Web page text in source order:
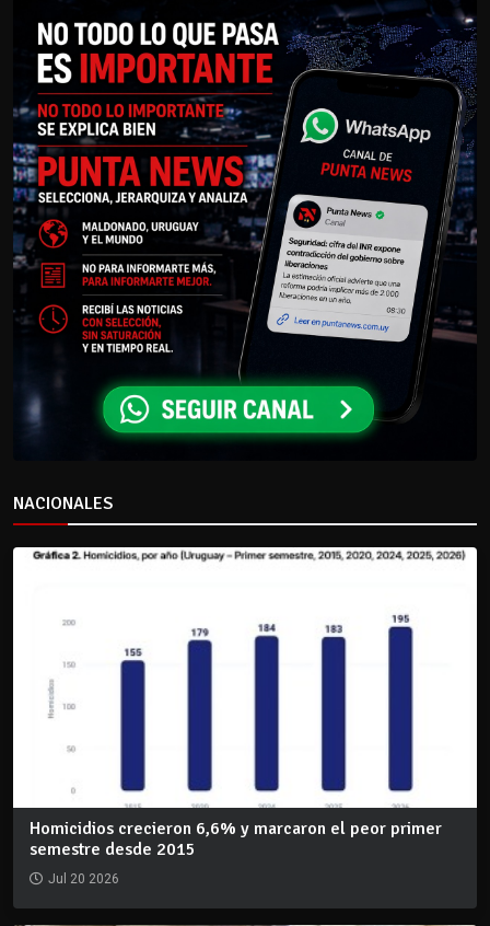
NACIONALES
Homicidios crecieron 6,6% y marcaron el peor primer
semestre desde 2015
Jul 20 2026